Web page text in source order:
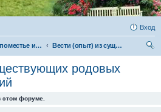
Вход
Родовое поместье и родовое поселение
Вести (опыт) из существующих родовых поселений, поместий
родовых
этом форуме.